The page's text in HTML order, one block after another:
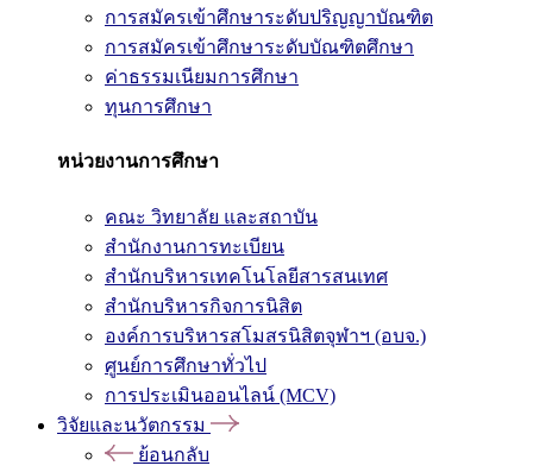
การสมัครเข้าศึกษาระดับปริญญาบัณฑิต
การสมัครเข้าศึกษาระดับบัณฑิตศึกษา
ค่าธรรมเนียมการศึกษา
ทุนการศึกษา
หน่วยงานการศึกษา
คณะ วิทยาลัย และสถาบัน
สำนักงานการทะเบียน
สำนักบริหารเทคโนโลยีสารสนเทศ
สำนักบริหารกิจการนิสิต
องค์การบริหารสโมสรนิสิตจุฬาฯ (อบจ.)
ศูนย์การศึกษาทั่วไป
การประเมินออนไลน์ (MCV)
วิจัยและนวัตกรรม
ย้อนกลับ